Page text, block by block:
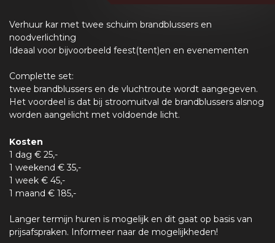
Verhuur kar met twee schuim brandblussers en
noodverlichting
Ideaal voor bijvoorbeeld feest(tent)en en evenementen
Complette set:
twee brandblussers en de vluchtroute wordt aangegeven.
Het voordeel is dat bij stroomuitval de brandblussers alsnog
worden aangelicht met voldoende licht.
Kosten
1 dag € 25,-
1 weekend € 35,-
1 week € 45,-
1 maand € 185,-
Langer termijn huren is mogelijk en dit gaat op basis van
prijsafspraken. Informeer naar de mogelijkheden!